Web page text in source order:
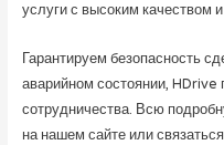
услуги с высоким качеством
Гарантируем безопасность
аварийном состоянии,
сотрудничества. Всю
на нашем сайте или